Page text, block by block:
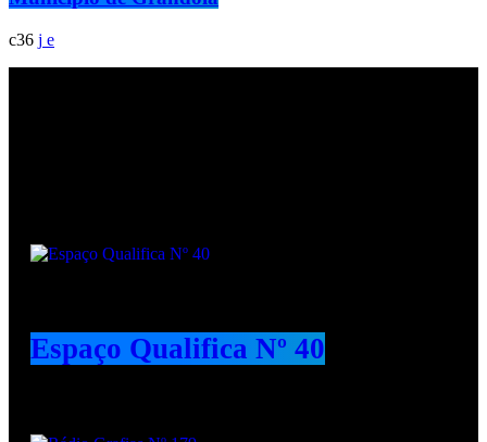
36
Espaço Qualifica Nº 40